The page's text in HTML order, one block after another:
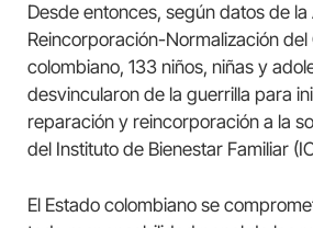
Desde entonces, según datos de
Reincorporación-Normalización del
colombiano, 133 niños, niñas y
desvincularon de la guerrilla para
reparación y reincorporación a la
del Instituto de Bienestar Familiar
El Estado colombiano se